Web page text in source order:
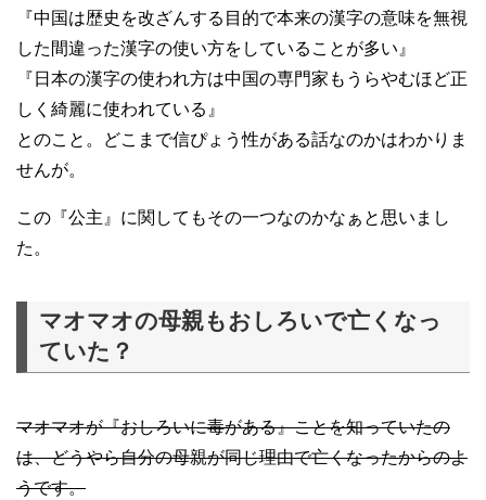
『中国は歴史を改ざんする目的で本来の漢字の意味を無視
した間違った漢字の使い方をしていることが多い』
『日本の漢字の使われ方は中国の専門家もうらやむほど正
しく綺麗に使われている』
とのこと。どこまで信ぴょう性がある話なのかはわかりま
せんが。
この『公主』に関してもその一つなのかなぁと思いまし
た。
マオマオの母親もおしろいで亡くなっ
ていた？
マオマオが『おしろいに毒がある』ことを知っていたの
は、どうやら自分の母親が同じ理由で亡くなったからのよ
うです。